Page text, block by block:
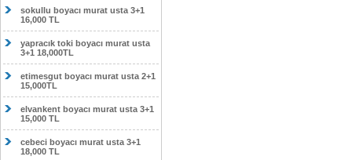
sokullu boyacı murat usta 3+1
16,000 TL
yapracık toki boyacı murat usta
3+1 18,000TL
etimesgut boyacı murat usta 2+1
15,000TL
elvankent boyacı murat usta 3+1
15,000 TL
cebeci boyacı murat usta 3+1
18,000 TL